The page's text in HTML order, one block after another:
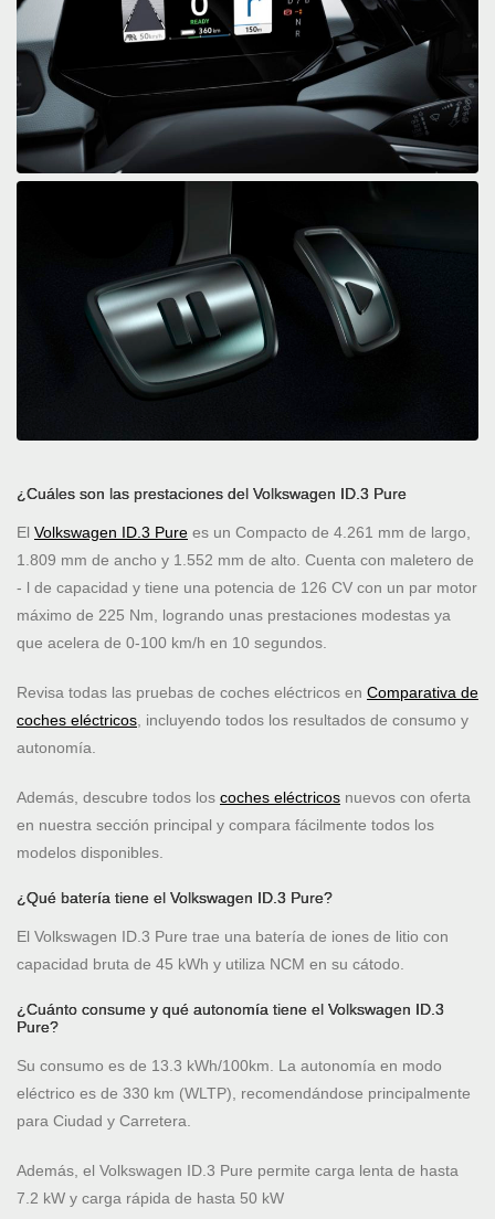
¿Cuáles son las prestaciones del Volkswagen ID.3 Pure
El Volkswagen ID.3 Pure es un Compacto de 4.261 mm de largo,
1.809 mm de ancho y 1.552 mm de alto. Cuenta con maletero de
- l de capacidad y tiene una potencia de 126 CV con un par motor
máximo de 225 Nm, logrando unas prestaciones modestas ya
que acelera de 0-100 km/h en 10 segundos.
Revisa todas las pruebas de coches eléctricos en Comparativa de
coches eléctricos, incluyendo todos los resultados de consumo y
autonomía.
Además, descubre todos los coches eléctricos nuevos con oferta
en nuestra sección principal y compara fácilmente todos los
modelos disponibles.
¿Qué batería tiene el Volkswagen ID.3 Pure?
El Volkswagen ID.3 Pure trae una batería de iones de litio con
capacidad bruta de 45 kWh y utiliza NCM en su cátodo.
¿Cuánto consume y qué autonomía tiene el Volkswagen ID.3
Pure?
Su consumo es de 13.3 kWh/100km. La autonomía en modo
eléctrico es de 330 km (WLTP), recomendándose principalmente
para Ciudad y Carretera.
Además, el Volkswagen ID.3 Pure permite carga lenta de hasta
7.2 kW y carga rápida de hasta 50 kW